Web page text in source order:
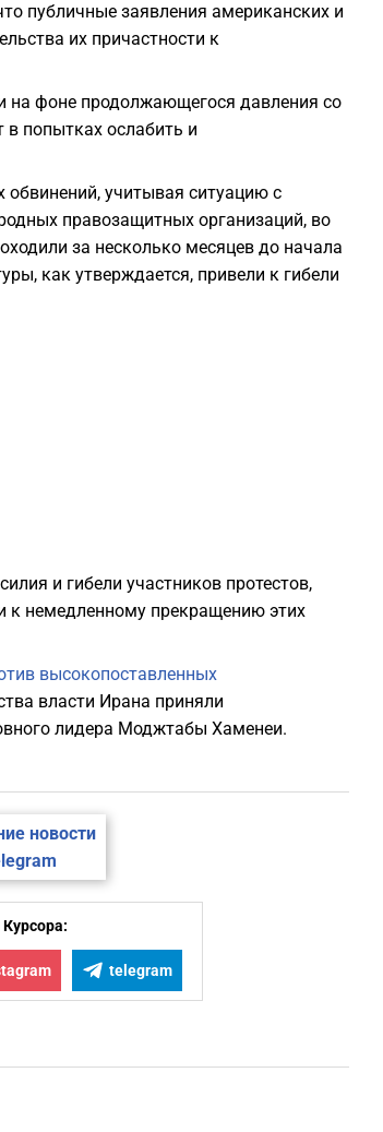
публичные заявления американских и
их причастности к
на фоне продолжающегося давления со
попытках ослабить и
учитывая ситуацию с
правозащитных организаций, во
за несколько месяцев до начала
как утверждается, привели к гибели
и гибели участников протестов,
к немедленному прекращению этих
высокопоставленных
власти Ирана приняли
лидера Моджтабы Хаменеи.
новости
telegram